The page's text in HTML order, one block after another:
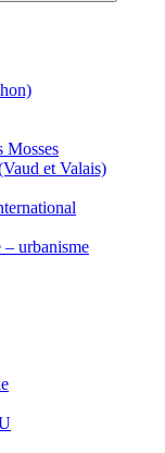
Mosses
et Valais)
urbanisme